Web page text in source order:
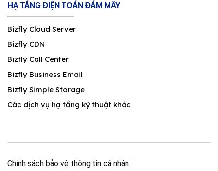
HẠ TẦNG ĐIỆN TOÁN ĐÁM MÂY
Bizfly Cloud Server
Bizfly CDN
Bizfly Call Center
Bizfly Business Email
Bizfly Simple Storage
Các dịch vụ hạ tầng kỹ thuật khác
Chính sách bảo vệ thông tin cá nhân